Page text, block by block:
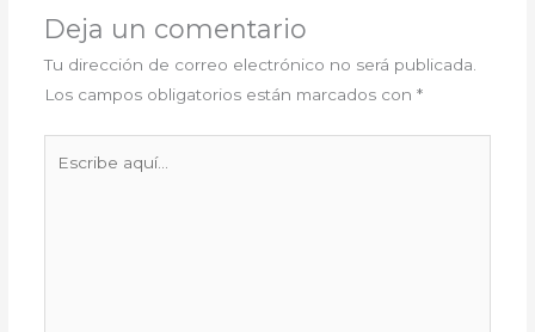
Deja un comentario
Tu dirección de correo electrónico no será publicada.
Los campos obligatorios están marcados con *